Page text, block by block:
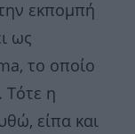
εκπομπή
ως
το οποίο
Τότε η
είπα και